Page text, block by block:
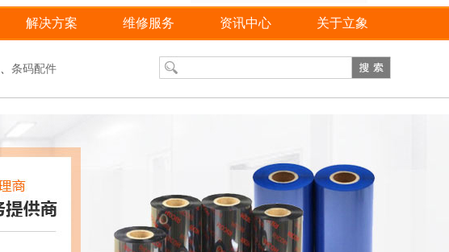
解决方案 维修服务 资讯中心 关于立象
、 条码配件